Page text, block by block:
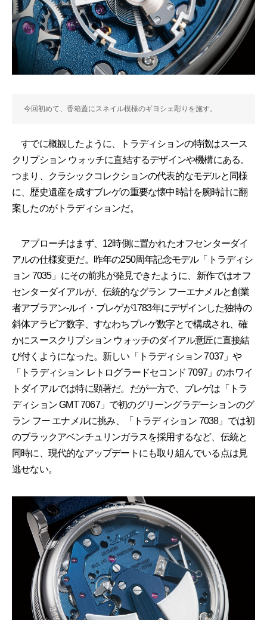
今回初めて、香箱蓋にスネイル模様のギヨシェ彫りを施す。
すでに概観したように、トラディションの特徴はスース
クリプション ウォッチに直結するデザインや機構にある。
つまり、クラシックコレクションの代表的なモデルと同様
に、歴史遺産を成すブレゲの重要な懐中時計を腕時計に翻
案したのがトラディションだ。
アプローチはまず、12時側に置かれたオフセンターダイ
アルの仕様変更だ。昨年の250周年記念モデル「トラディシ
ョン 7035」にその前兆が発見できたように、新作ではオフ
センターダイアルが、伝統的なグラン フーエナメルと創業
者アブラアン-ルイ・ブレゲが1783年にデザインした独特の
斜体アラビア数字、すなわちブレゲ数字とで構成され、確
かにスースクリプション ウォッチのダイアル意匠に直接結
び付くようになった。新しい「トラディション 7037」や
「トラディション レトログラードセコンド 7097」のホワイ
トダイアルでは特に顕著だ。だが一方で、ブレゲは「トラ
ディション GMT 7067」で初のグリーングラデーションのグ
ラン フー エナメルに挑み、「トラディション 7038」では初
のブラックアベンチュリンガラスを採用するなど、伝統と
同時に、現代的なアップデートにも取り組んでいる点は見
逃せない。